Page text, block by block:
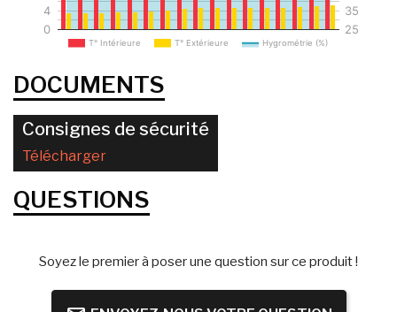
T° Intérieure T° Extérieure Hygrométrie (%)
0
4
25
35
DOCUMENTS
Consignes de sécurité
Télécharger
QUESTIONS
Soyez le premier à poser une question sur ce produit !